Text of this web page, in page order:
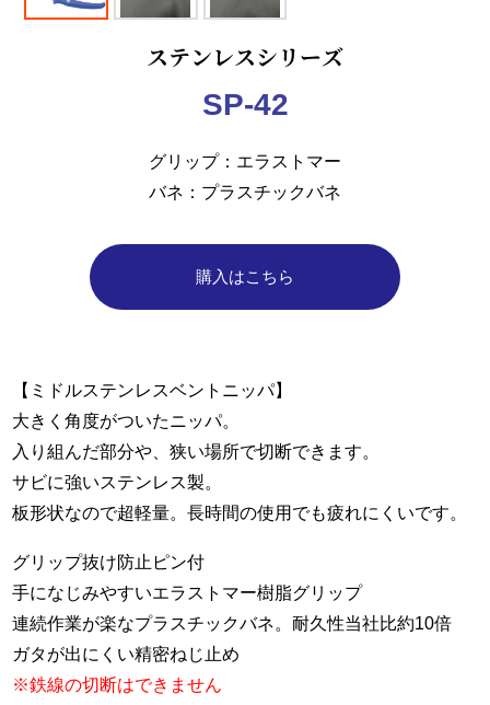
ステンレスシリーズ
SP-42
グリップ
エラストマー
バネ
プラスチックバネ
購入はこちら
【ミドルステンレスベントニッパ】
大きく角度がついたニッパ。
入り組んだ部分や、狭い場所で切断できます。
サビに強いステンレス製。
板形状なので超軽量。長時間の使用でも疲れにくいです。
グリップ抜け防止ピン付
手になじみやすいエラストマー樹脂グリップ
連続作業が楽なプラスチックバネ。耐久性当社比約10倍
ガタが出にくい精密ねじ止め
※鉄線の切断はできません